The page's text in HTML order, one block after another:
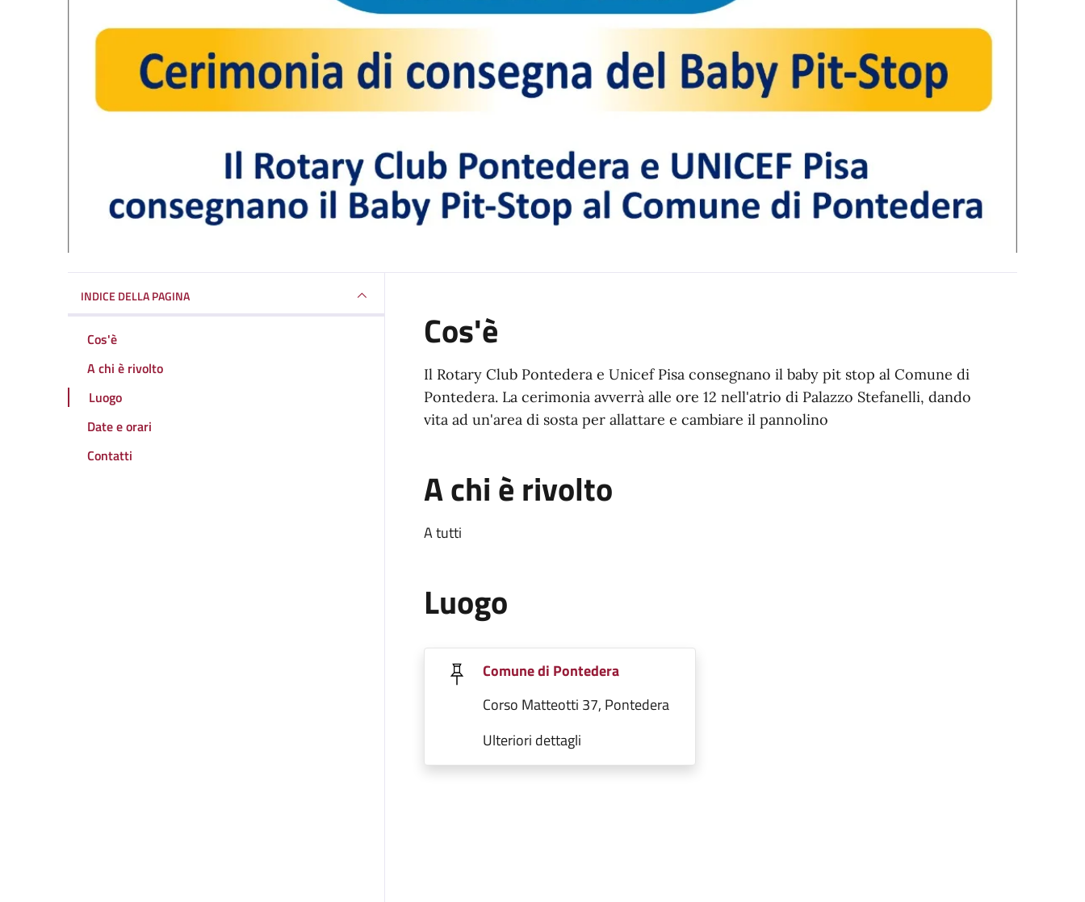
INDICE DELLA PAGINA
Cos'è
A chi è rivolto
Luogo
Date e orari
Contatti
Cos'è
Il Rotary Club Pontedera e Unicef Pisa consegnano il baby pit stop al Comune di
Pontedera. La cerimonia avverrà alle ore 12 nell'atrio di Palazzo Stefanelli, dando
vita ad un'area di sosta per allattare e cambiare il pannolino
A chi è rivolto
A tutti
Luogo
Comune di Pontedera
Corso Matteotti 37, Pontedera
Ulteriori dettagli